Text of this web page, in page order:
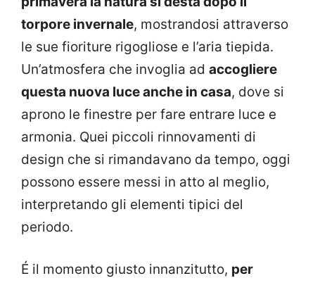
torpore invernale, mostrandosi attraverso
le sue fioriture rigogliose e l’aria tiepida.
Un’atmosfera che invoglia ad accogliere
questa nuova luce anche in casa, dove si
aprono le finestre per fare entrare luce e
armonia. Quei piccoli rinnovamenti di
design che si rimandavano da tempo, oggi
possono essere messi in atto al meglio,
interpretando gli elementi tipici del
periodo.
É il momento giusto innanzitutto, per